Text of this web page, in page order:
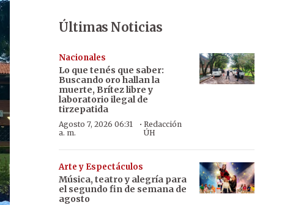
Últimas Noticias
Nacionales
Lo que tenés que saber:
Buscando oro hallan la
muerte, Brítez libre y
laboratorio ilegal de
tirzepatida
Agosto 7, 2026 06:31
a. m.
· Redacción
ÚH
Arte y Espectáculos
Música, teatro y alegría para
el segundo fin de semana de
agosto